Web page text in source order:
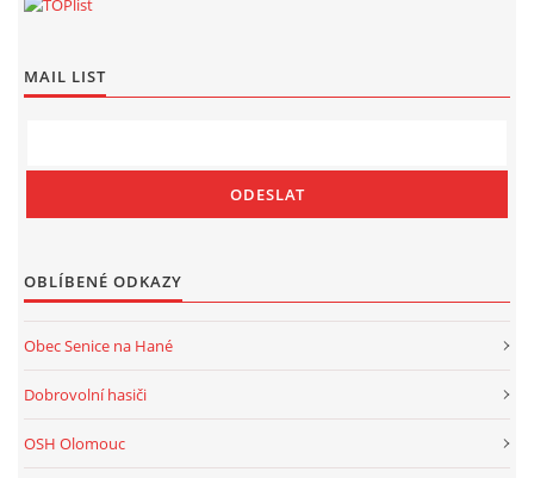
MAIL LIST
OBLÍBENÉ ODKAZY
Obec Senice na Hané
Dobrovolní hasiči
OSH Olomouc